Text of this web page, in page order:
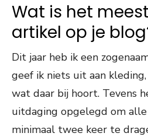
Wat is het
artikel op je
Dit jaar heb ik een
geef ik niets uit aan
wat daar bij hoort. Tevens
uitdaging opgelegd om
minimaal twee keer te